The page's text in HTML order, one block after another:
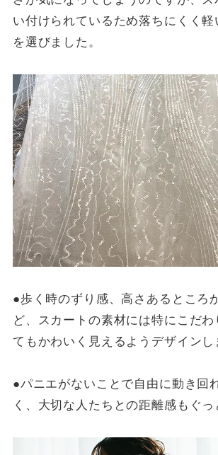
い付けられているため落ちにくく軽
を選びました。
●歩く時のずり感、高さあるところ
ど、スカートの素材には特にこだ
てもかわいく見えるようデザインし
●パニエがないことで自由に動き回
く、大切な人たちとの距離感もぐっ